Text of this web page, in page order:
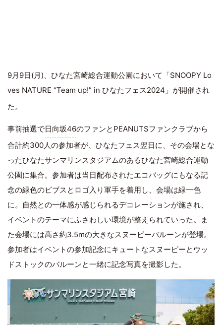
9月9日(月)、ひなた宮崎総合運動公園において「SNOOPY Lo
ves NATURE “Team up!” in ひなたフェス2024 」が開催され
た。
事前抽選で日向坂46のファンとPEANUTSファンクラブから
合計約300人の参加者が、ひなたフェス翌日に、その会場とな
ったひなたサンマリンスタジアムのあるひなた宮崎総合運動
公園に集合。参加者は当日配布されたエコバッグにもなる記
念の緑色のビブスとロゴ入り軍手を着用し、会場は緑一色
に。自然との一体感が感じられるデコレーションが施され、
イベントのテーマにふさわしい環境が整えられていった。ま
た会場には高さ約3.5mの大きなスヌーピーバルーンが登場。
参加者はイベントの参加記念にキュートなスヌーピーとウッ
ドストックのバルーンと一緒に記念写真を撮影した。